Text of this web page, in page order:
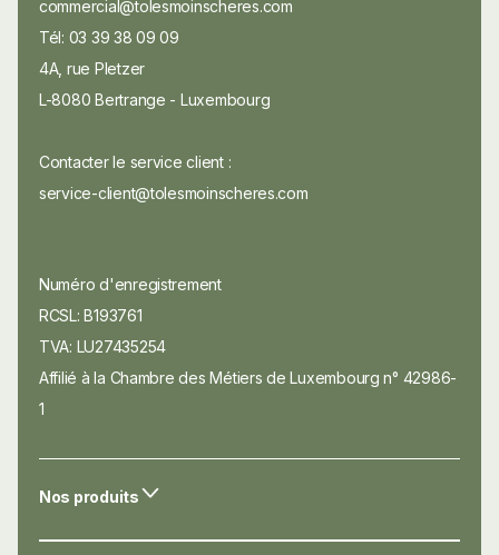
commercial@tolesmoinscheres.com
Tél: 03 39 38 09 09
4A, rue Pletzer
L-8080 Bertrange - Luxembourg
Contacter le service client :
service-client@tolesmoinscheres.com
Numéro d'enregistrement
RCSL: B193761
TVA: LU27435254
Affilié à la Chambre des Métiers de Luxembourg n° 42986-
1
Nos produits